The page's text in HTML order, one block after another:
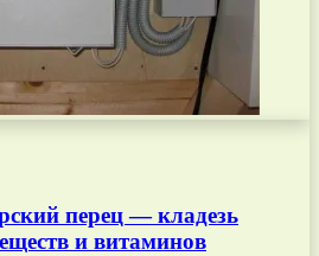
перец — кладезь
и витаминов